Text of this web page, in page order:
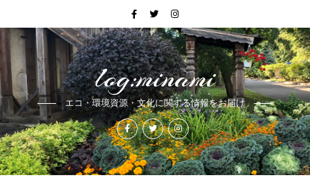
log:minami
エコ・環境資源・文化に関する情報をお届け